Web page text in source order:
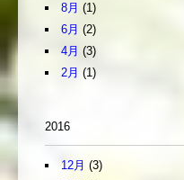
8月 (1)
6月 (2)
4月 (3)
2月 (1)
2016
12月 (3)